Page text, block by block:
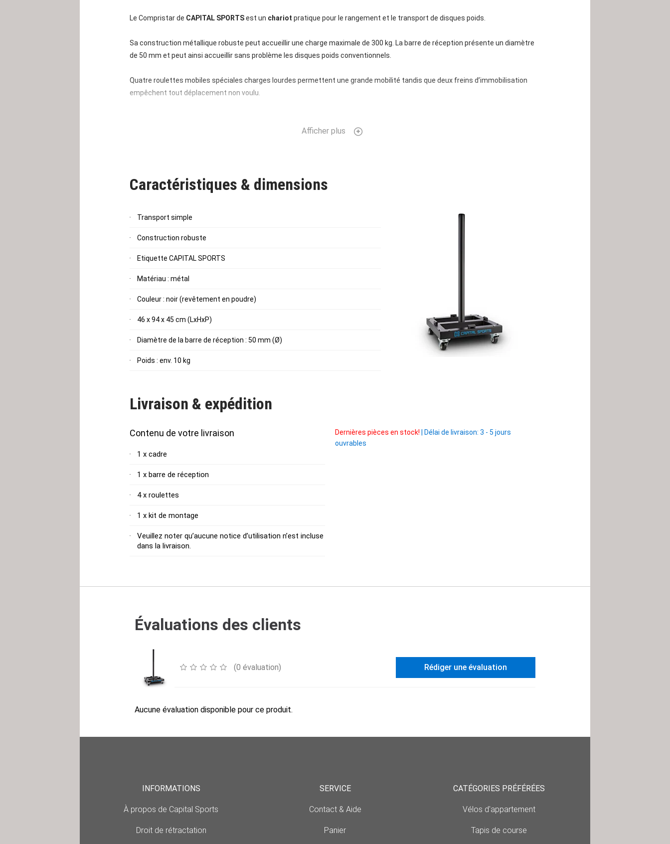
Le Compristar de CAPITAL SPORTSest un chariot pratique pour le rangement et le transport de disques poids.
Sa construction métallique robuste peut accueillir une charge maximale de 300 kg. La barre de réception présente un diamètre
de 50 mm et peut ainsi accueillir sans problème les disques poids conventionnels.
Quatre roulettes mobiles spéciales charges lourdes permettent une grande mobilité tandis que deux freins d’immobilisation
empêchent tout déplacement non voulu.
Afficher plus
Caractéristiques & dimensions
Transport simple
Construction robuste
Etiquette CAPITAL SPORTS
Matériau : métal
Couleur : noir (revêtement en poudre)
46 x 94 x 45 cm (LxHxP)
Diamètre de la barre de réception : 50 mm (Ø)
Poids : env. 10 kg
Livraison & expédition
Contenu de votre livraison
1 x cadre
1 x barre de réception
4 x roulettes
1 x kit de montage
Veuillez noter qu’aucune notice d’utilisation n’est incluse
dans la livraison.
Dernières pièces en stock!
Délai de livraison: 3 - 5 jours
ouvrables
Évaluations des clients
(0 évaluation) Rédiger une évaluation
Aucune évaluation disponible pour ce produit.
INFORMATIONS
À propos de Capital Sports
Droit de rétractation
SERVICE
Contact & Aide
Panier
CATÉGORIES PRÉFÉRÉES
Vélos d'appartement
Tapis de course